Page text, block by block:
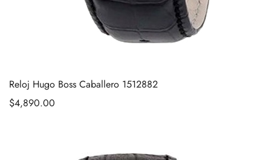
Reloj Hugo Boss Caballero 1512882
$4,890.00